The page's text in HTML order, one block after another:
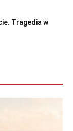
Tragedia w